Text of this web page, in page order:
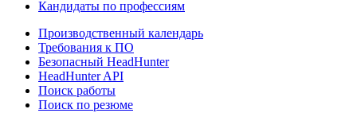
Кандидаты по профессиям
Производственный календарь
Требования к ПО
Безопасный HeadHunter
HeadHunter API
Поиск работы
Поиск по резюме